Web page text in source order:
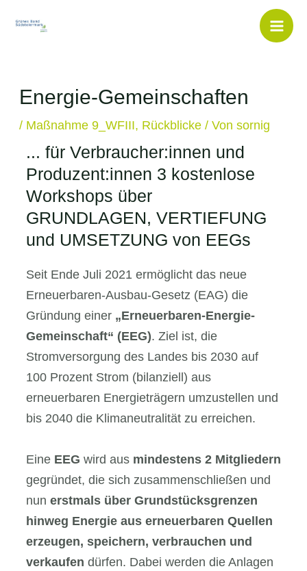
springen
Energie-Gemeinschaften
/ Maßnahme 9_WFIII, Rückblicke/ Von sornig
... für Verbraucher:innen und
Produzent:innen 3 kostenlose
Workshops über
GRUNDLAGEN, VERTIEFUNG
und UMSETZUNG von EEGs
Seit Ende Juli 2021 ermöglicht das neue
Erneuerbaren-Ausbau-Gesetz (EAG) die
Gründung einer „Erneuerbaren-Energie-
Gemeinschaft“ (EEG). Ziel ist, die
Stromversorgung des Landes bis 2030 auf
100 Prozent Strom (bilanziell) aus
erneuerbaren Energieträgern umzustellen und
bis 2040 die Klimaneutralität zu erreichen.
Eine EEG wird aus mindestens 2 Mitgliedern
gegründet, die sich zusammenschließen und
nun erstmals über Grundstücksgrenzen
hinweg Energie aus erneuerbaren Quellen
erzeugen, speichern, verbrauchen und
verkaufen dürfen. Dabei werden die Anlagen